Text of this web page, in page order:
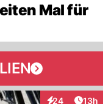
Mal für
24 13h